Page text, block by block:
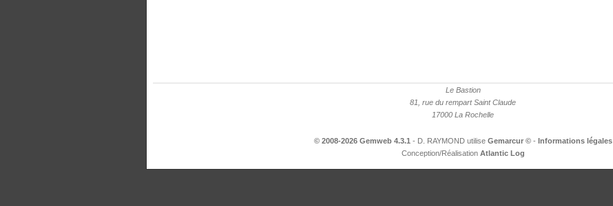
Le Bastion
81, rue du rempart Saint Claude
17000 La Rochelle
© 2008-2026 Gemweb 4.3.1 - D. RAYMOND utilise Gemarcur © - Informations légales
Conception/Réalisation Atlantic Log